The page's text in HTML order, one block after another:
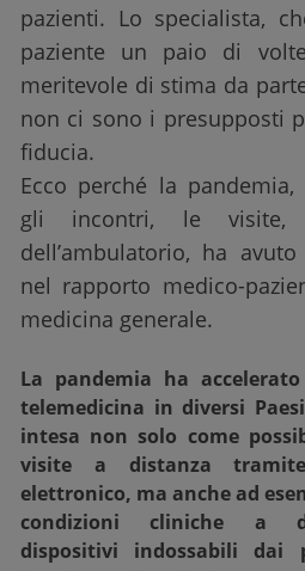
pazienti. Lo specialista,
paziente un paio di
meritevole di stima da
non ci sono i presupposti
fiducia.
Ecco perché la
gli incontri, le visite,
dell’ambulatorio, ha
nel rapporto medico-
medicina generale.
La pandemia ha
telemedicina in diversi
intesa non solo come
visite a distanza
elettronico, ma anche ad
condizioni cliniche a
dispositivi indossabili dai